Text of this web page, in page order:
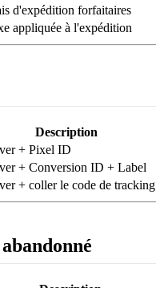
d'expédition forfaitaires
appliquée à l'expédition
Description
+ Pixel ID
+ Conversion ID + Label
+ coller le code de tracking